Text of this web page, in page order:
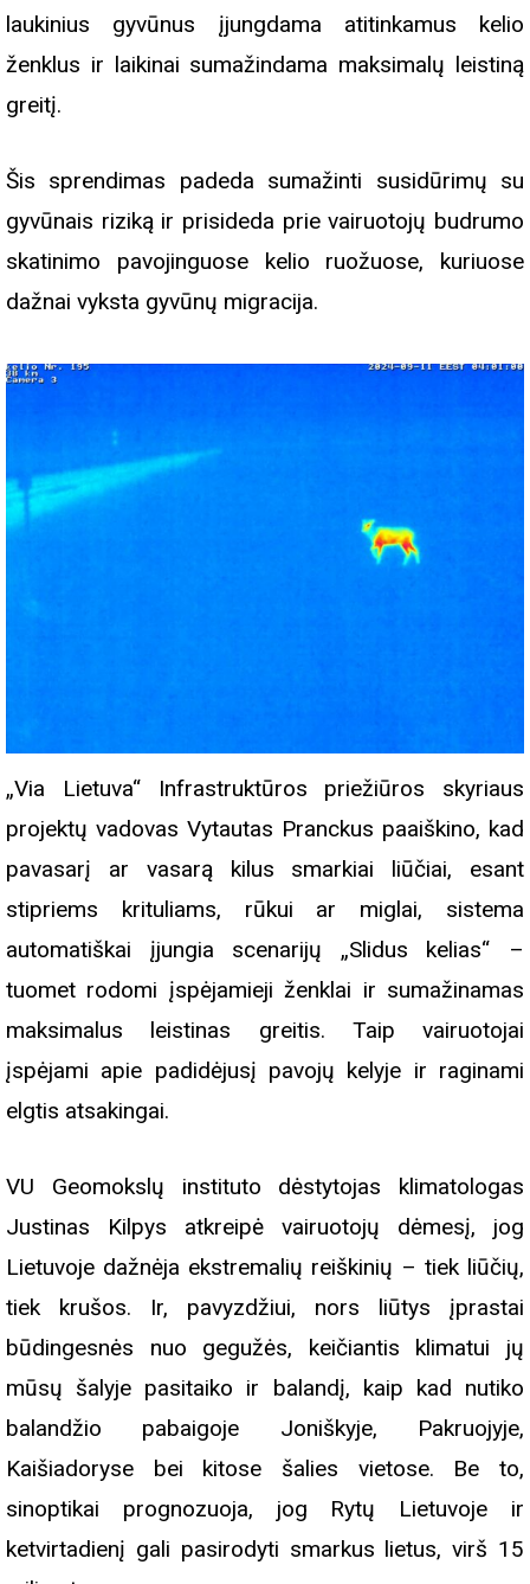
laukinius gyvūnus įjungdama atitinkamus kelio
ženklus ir laikinai sumažindama maksimalų leistiną
greitį.
Šis sprendimas padeda sumažinti susidūrimų su
gyvūnais riziką ir prisideda prie vairuotojų budrumo
skatinimo pavojinguose kelio ruožuose, kuriuose
dažnai vyksta gyvūnų migracija.
„Via Lietuva“ Infrastruktūros priežiūros skyriaus
projektų vadovas Vytautas Pranckus paaiškino, kad
pavasarį ar vasarą kilus smarkiai liūčiai, esant
stipriems krituliams, rūkui ar miglai, sistema
automatiškai įjungia scenarijų „Slidus kelias“ –
tuomet rodomi įspėjamieji ženklai ir sumažinamas
maksimalus leistinas greitis. Taip vairuotojai
įspėjami apie padidėjusį pavojų kelyje ir raginami
elgtis atsakingai.
VU Geomokslų instituto dėstytojas klimatologas
Justinas Kilpys atkreipė vairuotojų dėmesį, jog
Lietuvoje dažnėja ekstremalių reiškinių – tiek liūčių,
tiek krušos. Ir, pavyzdžiui, nors liūtys įprastai
būdingesnės nuo gegužės, keičiantis klimatui jų
mūsų šalyje pasitaiko ir balandį, kaip kad nutiko
balandžio pabaigoje Joniškyje, Pakruojyje,
Kaišiadoryse bei kitose šalies vietose. Be to,
sinoptikai prognozuoja, jog Rytų Lietuvoje ir
ketvirtadienį gali pasirodyti smarkus lietus, virš 15